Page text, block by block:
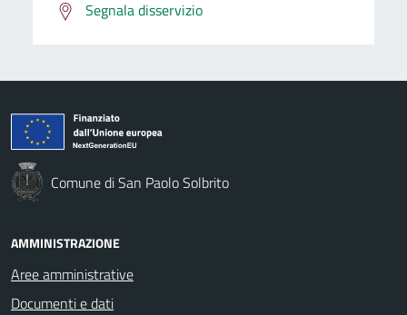
Segnala disservizio
Comune di San Paolo Solbrito
AMMINISTRAZIONE
Aree amministrative
Documenti e dati